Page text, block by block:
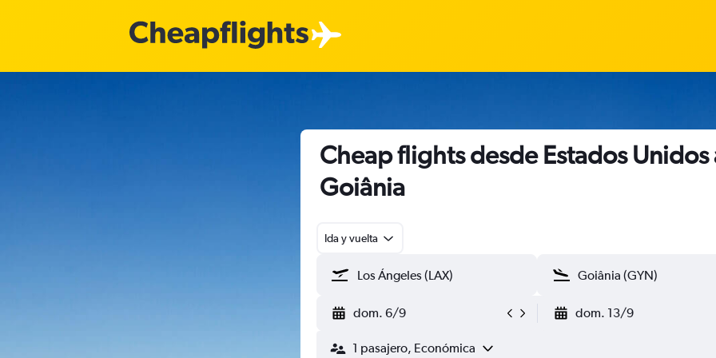
Cheap flights desde Estados Unidos
Goiânia
Ida y vuelta
dom. 6/9 dom. 13/9
1 pasajero, Económica